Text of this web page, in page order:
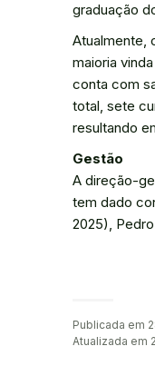
graduação
Atualmente,
maioria
conta com
total, sete
resultando
Gestão
A direção-
tem dado
2025),
Publicada em
Atualizada em